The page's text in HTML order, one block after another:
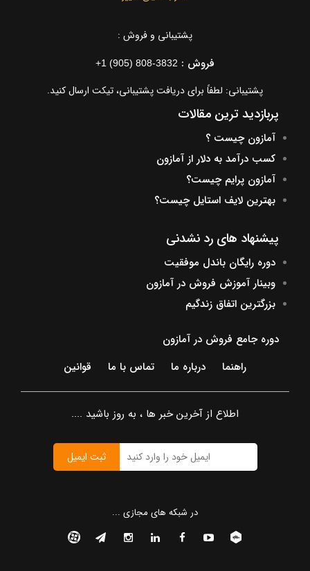
پشتیبانی و فروش :
فروش : +1 (905) 808-3832
پشتیبانی: لطفاً برای دریافت پشتیبانی، تیکت ارسال کنید.
پربازدید ترین مقالات
آمازون چیست ؟
کسب درآمد به دلار از آمازون
آمازون پرایم چیست؟
بهترین لایف استایل چیست؟
پیشنهاد های رد نشدنی
دوره رایگان باندل موفقیت
وبینار آموزش فروش در آمازون
بزرگترین اتفاق زندگیم
دوره جامع فروش در آمازون
راهنما
درباره ما تماس با ما قوانین
اطلاع از آخرین خبر ها ، به روز باشید ....
ثبت ایمیل
در شبکه های مجازی ...